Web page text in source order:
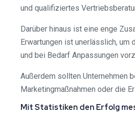
und qualifiziertes
Darüber hinaus ist eine enge
Erwartungen ist unerlässlich,
und bei Bedarf Anpassungen
Außerdem sollten Unternehmen
Marketingmaßnahmen oder die
Mit Statistiken den Erfolg